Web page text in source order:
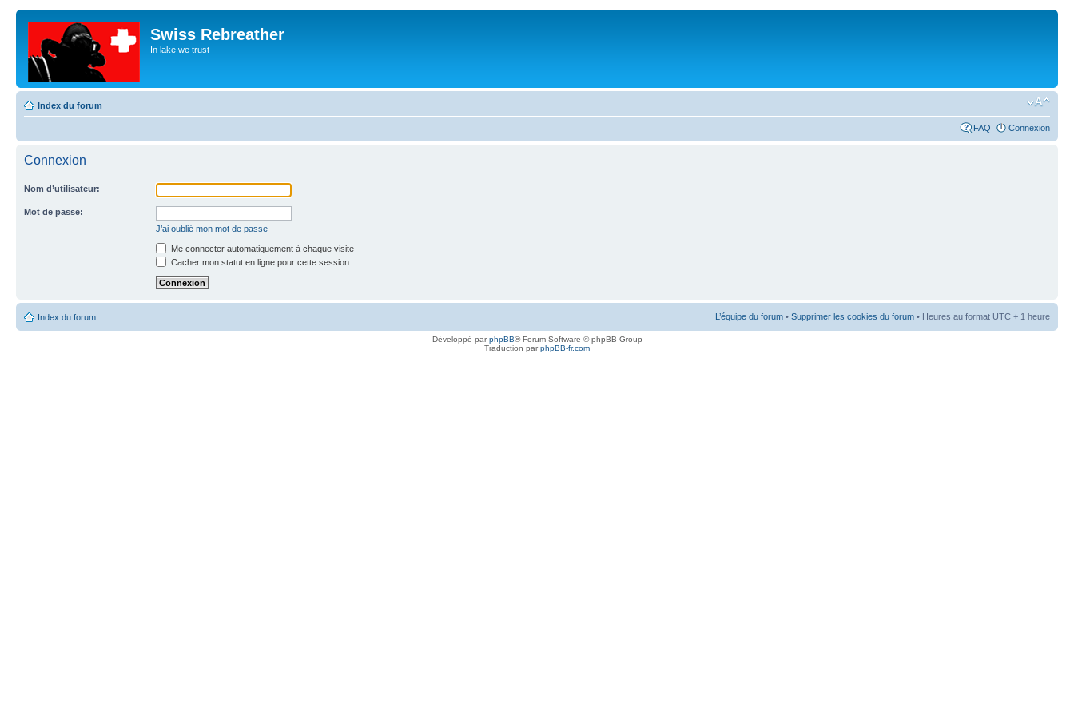
Swiss Rebreather
In lake we trust
Index du forum
FAQ Connexion
Connexion
Nom d’utilisateur:
Mot de passe:
J’ai oublié mon mot de passe
Me connecter automatiquement à chaque visite
Cacher mon statut en ligne pour cette session
Index du forum L’équipe du forum • Supprimer les cookies du forum • Heures au format UTC + 1 heure
Développé parphpBB® Forum Software © phpBB Group
Traduction parphpBB-fr.com